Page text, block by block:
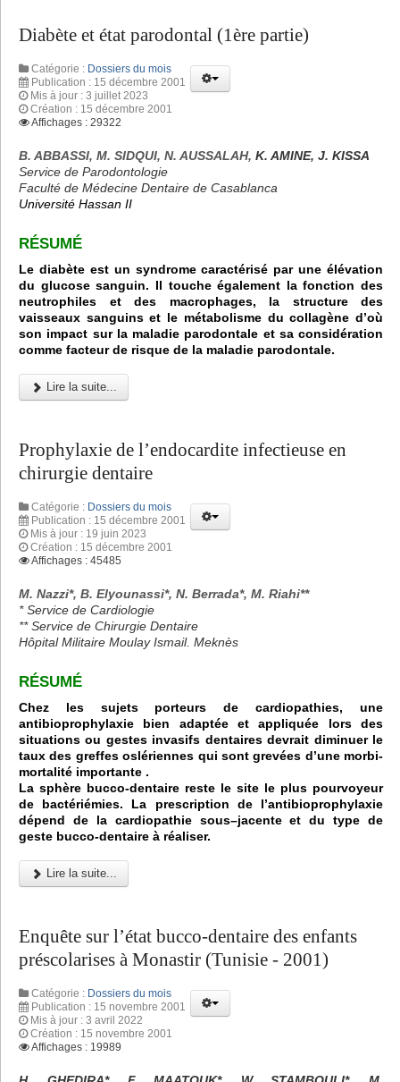
Diabète et état parodontal (1ère partie)
Catégorie : Dossiers du mois
Publication : 15 décembre 2001
Mis à jour : 3 juillet 2023
Création : 15 décembre 2001
Affichages : 29322
B. ABBASSI, M. SIDQUI, N. AUSSALAH, K. AMINE, J. KISSA
Service de Parodontologie
Faculté de Médecine Dentaire de Casablanca
Université Hassan II
RÉSUMÉ
Le diabète est un syndrome caractérisé par une élévation
du glucose sanguin. Il touche également la fonction des
neutrophiles et des macrophages, la structure des
vaisseaux sanguins et le métabolisme du collagène d’où
son impact sur la maladie parodontale et sa considération
comme facteur de risque de la maladie parodontale.
Lire la suite...
Prophylaxie de l’endocardite infectieuse en
chirurgie dentaire
Catégorie : Dossiers du mois
Publication : 15 décembre 2001
Mis à jour : 19 juin 2023
Création : 15 décembre 2001
Affichages : 45485
M. Nazzi*, B. Elyounassi*, N. Berrada*, M. Riahi**
* Service de Cardiologie
** Service de Chirurgie Dentaire
Hôpital Militaire Moulay Ismail. Meknès
RÉSUMÉ
Chez les sujets porteurs de cardiopathies, une
antibioprophylaxie bien adaptée et appliquée lors des
situations ou gestes invasifs dentaires devrait diminuer le
taux des greffes oslériennes qui sont grevées d’une morbi-
mortalité importante .
La sphère bucco-dentaire reste le site le plus pourvoyeur
de bactériémies. La prescription de l’antibioprophylaxie
dépend de la cardiopathie sous–jacente et du type de
geste bucco-dentaire à réaliser.
Lire la suite...
Enquête sur l’état bucco-dentaire des enfants
préscolarises à Monastir (Tunisie - 2001)
Catégorie : Dossiers du mois
Publication : 15 novembre 2001
Mis à jour : 3 avril 2022
Création : 15 novembre 2001
Affichages : 19989